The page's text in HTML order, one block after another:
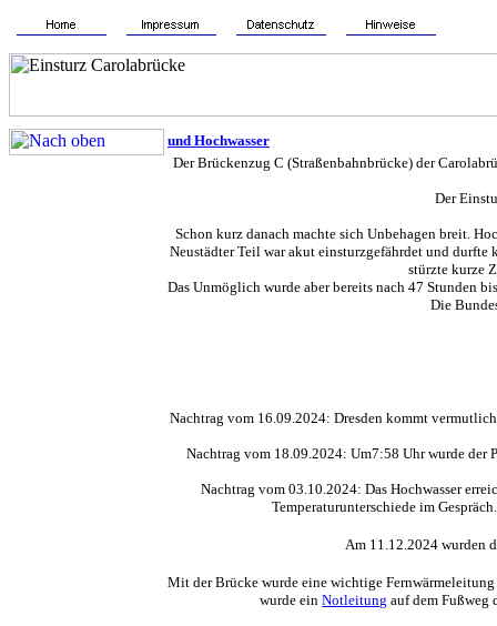
und Hochwasser
Der Brückenzug C (Straßenbahnbrücke) der
Der
Schon kurz danach machte sich Unbehagen breit.
Neustädter Teil war akut einsturzgefährdet und
stürzte kurze
Das Unmöglich wurde aber bereits nach 47 Stunden
Die
Nachtrag vom 16.09.2024: Dresden kommt
Nachtrag vom 18.09.2024: Um7:58 Uhr wurde der
Nachtrag vom 03.10.2024: Das Hochwasser
Temperaturunterschiede im
Am 11.12.2024 wurden
Mit der Brücke wurde eine wichtige
wurde einNotleitung auf dem Fußweg